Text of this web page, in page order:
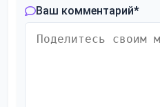
Ваш комментарий*